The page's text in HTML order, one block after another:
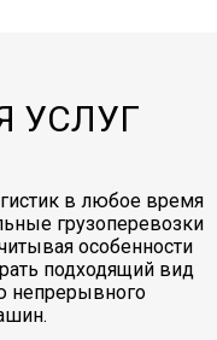
получателя.
УСЛУГ
в любое время
грузоперевозки
особенности
подходящий вид
непрерывного